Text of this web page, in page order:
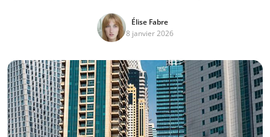
Élise Fabre
8 janvier 2026